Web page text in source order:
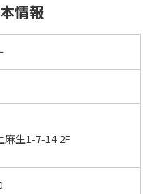
情報
麻生1-7-14 2F